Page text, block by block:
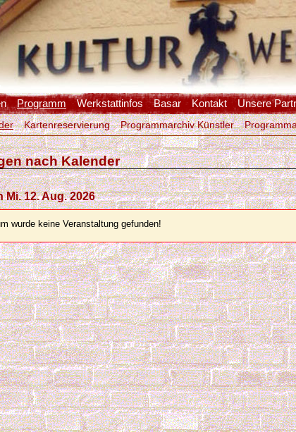
Programm Werkstattinfos Basar Kontakt Unsere
Kartenreservierung Programmarchiv Künstler
nach Kalender
12. Aug. 2026
wurde keine Veranstaltung gefunden!